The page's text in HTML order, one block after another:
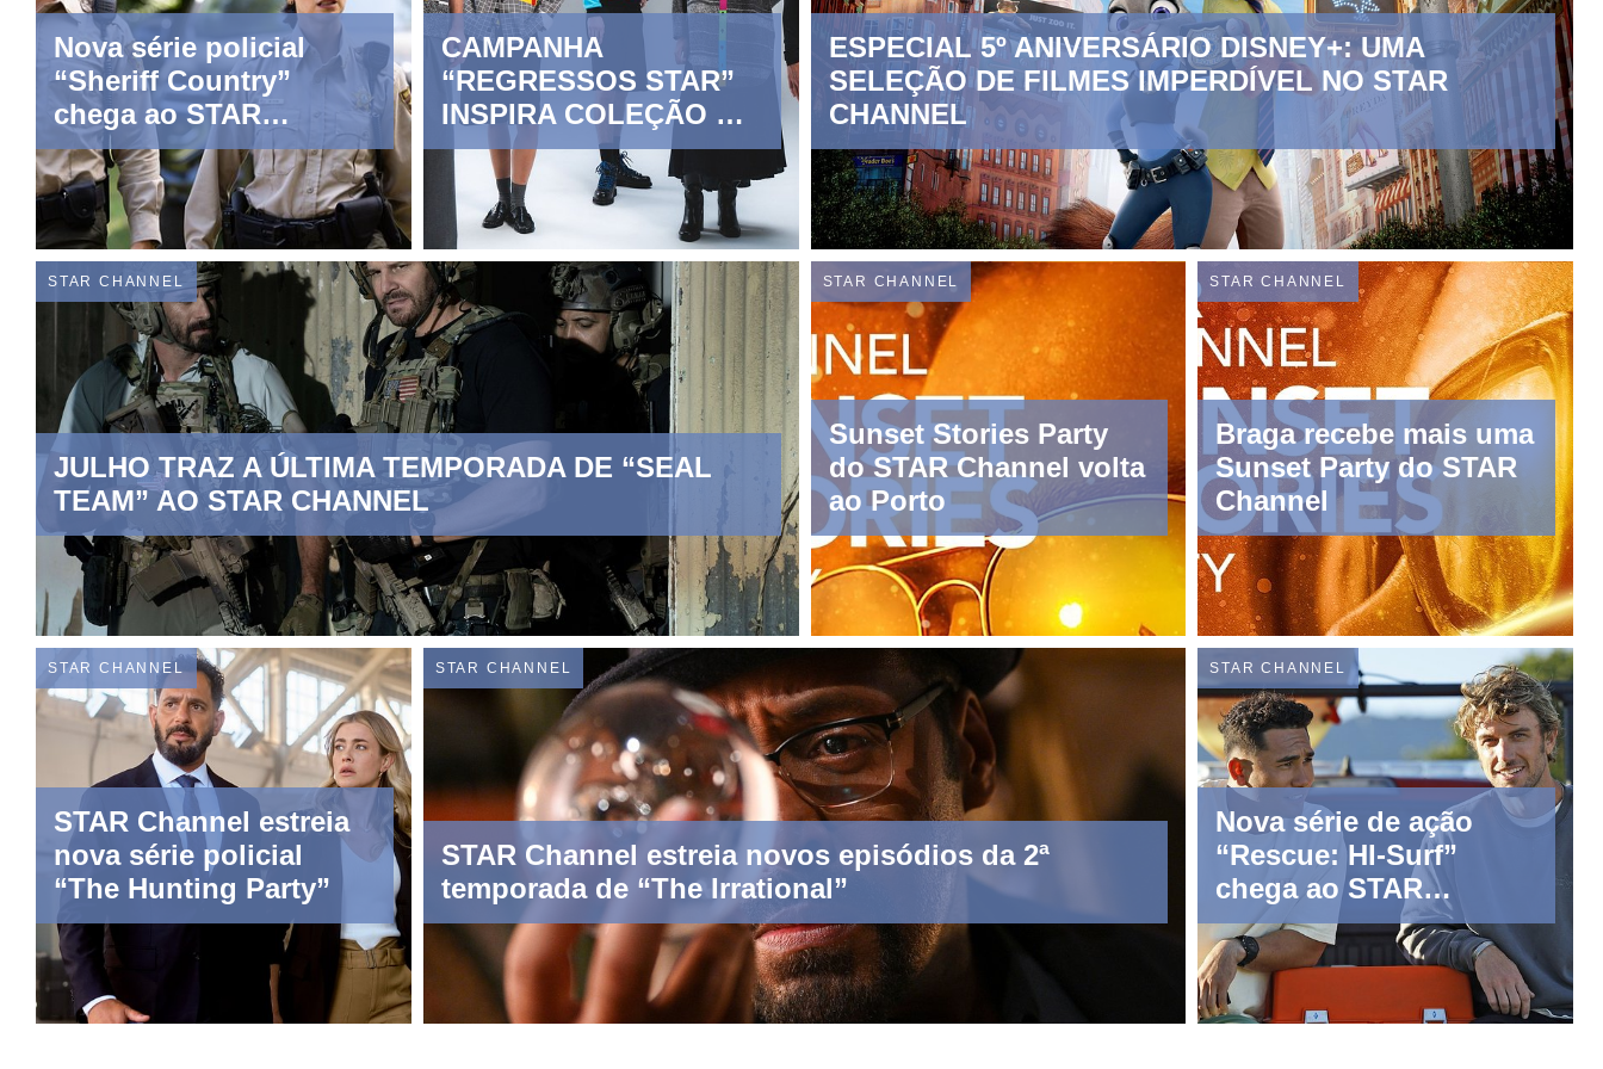
Nova série policial
“Sheriff Country”
chega ao STAR
Channel em março
CAMPANHA
“REGRESSOS STAR”
INSPIRA COLEÇÃO DE
ROUPA EXCLUSIVA
ESPECIAL 5º ANIVERSÁRIO DISNEY+: UMA
SELEÇÃO DE FILMES IMPERDÍVEL NO STAR
CHANNEL
STAR CHANNEL
JULHO TRAZ A ÚLTIMA TEMPORADA DE “SEAL
TEAM” AO STAR CHANNEL
STAR CHANNEL
Sunset Stories Party
do STAR Channel volta
ao Porto
STAR CHANNEL
Braga recebe mais uma
Sunset Party do STAR
Channel
STAR CHANNEL
STAR Channel estreia
nova série policial
“The Hunting Party”
STAR CHANNEL
STAR Channel estreia novos episódios da 2ª
temporada de “The Irrational”
STAR CHANNEL
Nova série de ação
“Rescue: HI-Surf”
chega ao STAR
Channel